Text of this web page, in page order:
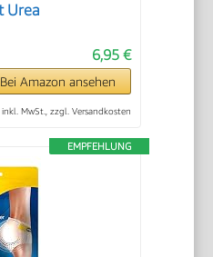
Urea
6,95 €
Bei Amazon ansehen
inkl. MwSt., zzgl. Versandkosten
EMPFEHLUNG